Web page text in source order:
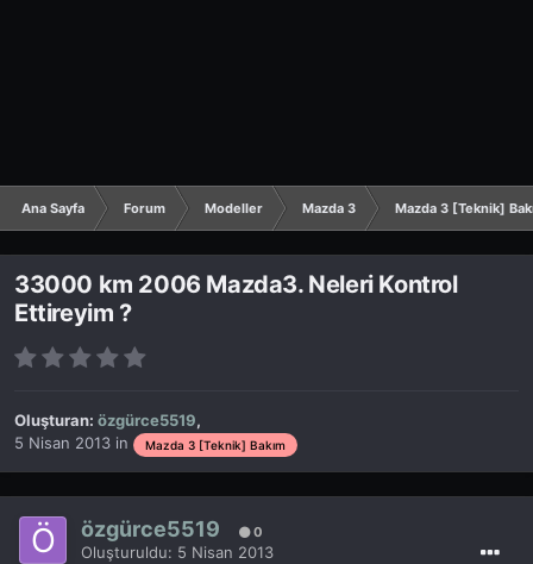
Ana Sayfa Forum Modeller Mazda 3 Mazda 3 [Teknik]
33000 km 2006 Mazda3. Neleri Kontrol
Ettireyim ?
Oluşturan: özgürce5519,
5 Nisan 2013 in Mazda 3 [Teknik] Bakım
özgürce5519 0
Oluşturuldu: 5 Nisan 2013